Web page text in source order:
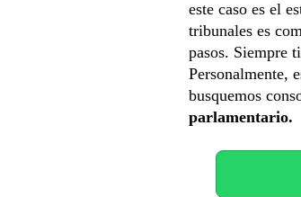
este caso es el
tribunales es
pasos. Siempre
Personalmente,
busquemos
parlamentario.